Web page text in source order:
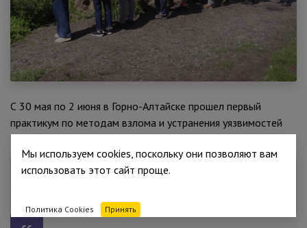
С 30 мая по 2 июня в Горно-Алтайске прошел первый
практикум по методам взлома и устранения уязвимостей
Мы используем cookies, поскольку они позволяют вам
использовать этот сайт проще.
Политика Cookies Принять